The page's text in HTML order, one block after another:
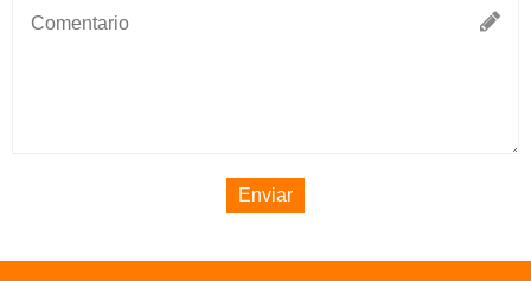
Enviar